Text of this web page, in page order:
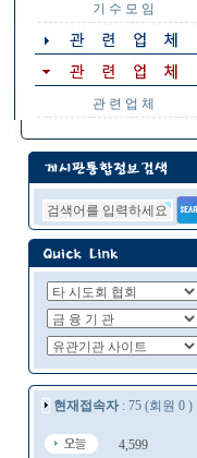
기 수 모 임
관 련 업 체
현재접속자: 75 (회원 0 )
4,599